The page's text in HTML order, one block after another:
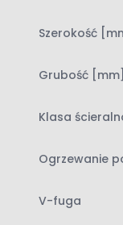
Persecto Dąb
zaprojektowany
ścieralności AC4
użyteczności
stabilności,
Szerokość
Grubość [mm]
Klasa
Ogrzewanie
V-fuga